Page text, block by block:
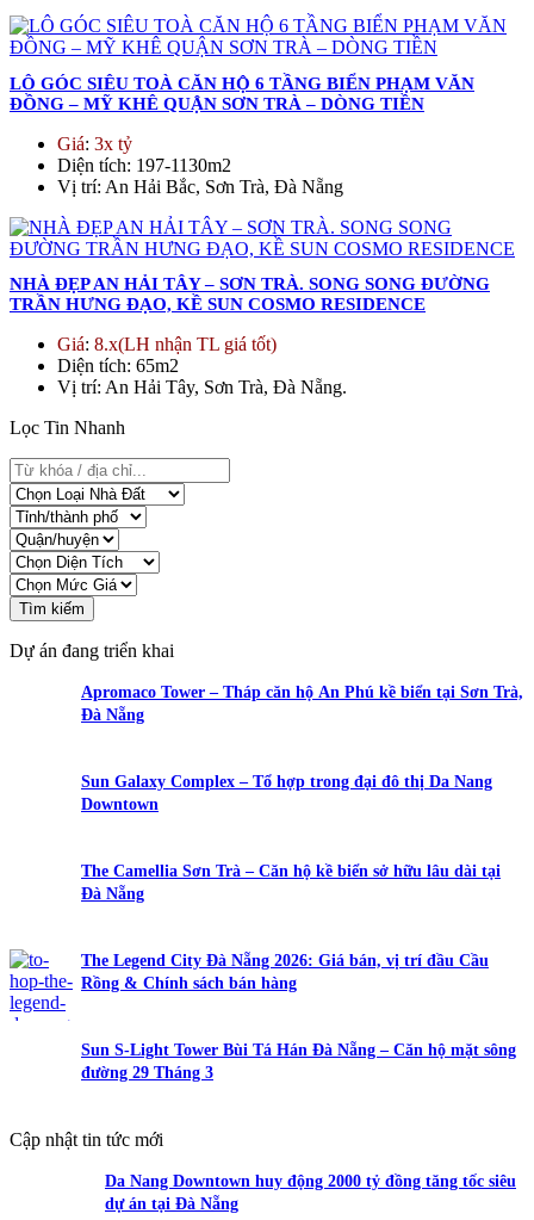
LÔ GÓC SIÊU TOÀ CĂN HỘ 6 TẦNG BIỂN PHẠM VĂN
ĐỒNG – MỸ KHÊ QUẬN SƠN TRÀ – DÒNG TIỀN
Giá: 3x tỷ
Diện tích: 197-1130m2
Vị trí: An Hải Bắc, Sơn Trà, Đà Nẵng
NHÀ ĐẸP AN HẢI TÂY – SƠN TRÀ. SONG SONG ĐƯỜNG
TRẦN HƯNG ĐẠO, KỀ SUN COSMO RESIDENCE
Giá: 8.x(LH nhận TL giá tốt)
Diện tích: 65m2
Vị trí: An Hải Tây, Sơn Trà, Đà Nẵng.
Lọc Tin Nhanh
Tìm kiếm
Dự án đang triển khai
Apromaco Tower – Tháp căn hộ An Phú kề biển tại Sơn Trà,
Đà Nẵng
Sun Galaxy Complex – Tổ hợp trong đại đô thị Da Nang
Downtown
The Camellia Sơn Trà – Căn hộ kề biển sở hữu lâu dài tại
Đà Nẵng
The Legend City Đà Nẵng 2026: Giá bán, vị trí đầu Cầu
Rồng & Chính sách bán hàng
Sun S-Light Tower Bùi Tá Hán Đà Nẵng – Căn hộ mặt sông
đường 29 Tháng 3
Cập nhật tin tức mới
Da Nang Downtown huy động 2000 tỷ đồng tăng tốc siêu
dự án tại Đà Nẵng